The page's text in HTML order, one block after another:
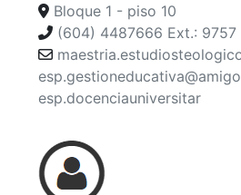
Bloque 1 - piso 10
(604) 4487666 Ext.: 9757
esp.docenciauniversitar